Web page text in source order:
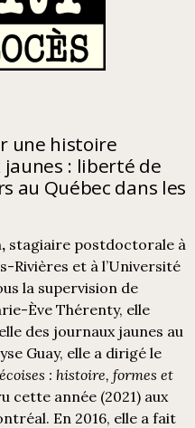
une histoire
: liberté de
au Québec dans les
, stagiaire postdoctorale à
Rivières et à l’Université
la supervision de
Ève Thérenty, elle
des journaux jaunes au
Guay, elle a dirigé le
: histoire, formes et
cette année (2021) aux
En 2016, elle a fait